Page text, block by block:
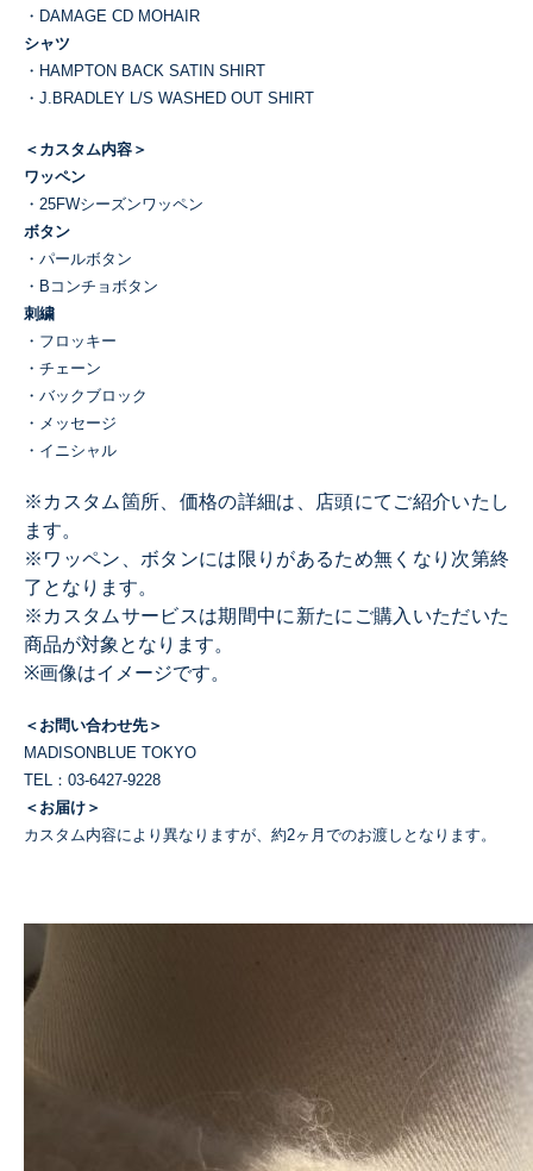
・DAMAGE CD MOHAIR
シャツ
・HAMPTON BACK SATIN SHIRT
・J.BRADLEY L/S WASHED OUT SHIRT
＜カスタム内容＞
ワッペン
・25FWシーズンワッペン
ボタン
・パールボタン
・Bコンチョボタン
刺繍
・フロッキー
・チェーン
・バックブロック
・メッセージ
・イニシャル
※カスタム箇所、価格の詳細は、店頭にてご紹介いたし
ます。
※ワッペン、ボタンには限りがあるため無くなり次第終
了となります。
※カスタムサービスは期間中に新たにご購入いただいた
商品が対象となります。
※画像はイメージです。
＜お問い合わせ先＞
MADISONBLUE TOKYO
TEL：03-6427-9228
＜お届け＞
カスタム内容により異なりますが、約2ヶ月でのお渡しとなります。